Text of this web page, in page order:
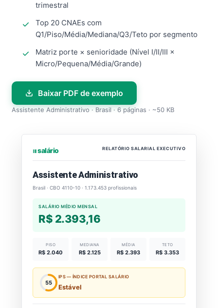
trimestral
Top 20 CNAEs com
Q1/Piso/Média/Mediana/Q3/Teto por segmento
Matriz porte × senioridade (Nível I/II/III ×
Micro/Pequena/Média/Grande)
Baixar PDF de exemplo
Assistente Administrativo · Brasil · 6 páginas · ~50 KB
⏐⏐⏐ salário RELATÓRIO SALARIAL EXECUTIVO
Assistente Administrativo
Brasil · CBO 4110-10 · 1.173.453 profissionais
SALÁRIO MÉDIO MENSAL
R$ 2.393,16
PISO
R$ 2.040
MEDIANA
R$ 2.125
MÉDIA
R$ 2.393
TETO
R$ 3.353
55
IPS — ÍNDICE PORTAL SALÁRIO
Estável